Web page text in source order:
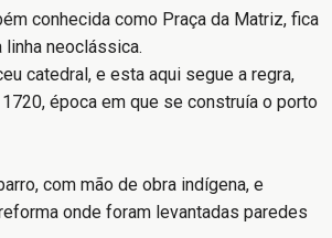
conhecida como Praça da Matriz, fica
neoclássica.
catedral, e esta aqui segue a regra,
época em que se construía o porto
com mão de obra indígena, e
onde foram levantadas paredes